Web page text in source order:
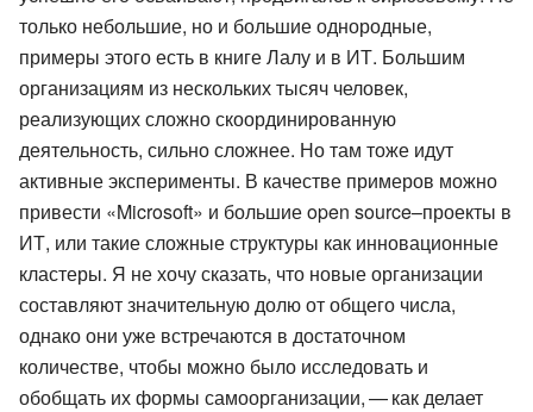
только небольшие, но и большие однородные,
примеры этого есть в книге Лалу и в ИТ. Большим
организациям из нескольких тысяч человек,
реализующих сложно скоординированную
деятельность, сильно сложнее. Но там тоже идут
активные эксперименты. В качестве примеров можно
привести «Microsoft» и большие open source–проекты в
ИТ, или такие сложные структуры как инновационные
кластеры. Я не хочу сказать, что новые организации
составляют значительную долю от общего числа,
однако они уже встречаются в достаточном
количестве, чтобы можно было исследовать и
обобщать их формы самоорганизации, — как делает